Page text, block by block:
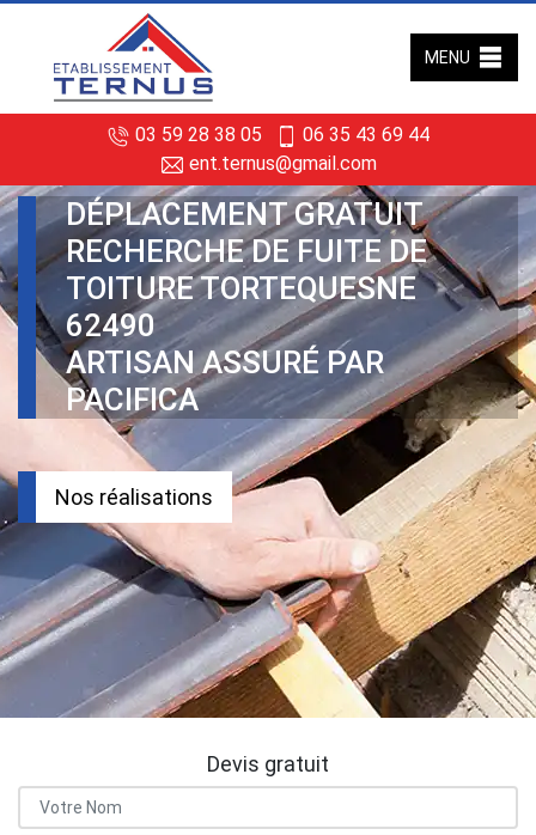
03 59 28 38 05
06 35 43 69 44
ent.ternus@gmail.com
MENU
DÉPLACEMENT GRATUIT
RECHERCHE DE FUITE DE
TOITURE TORTEQUESNE
62490
ARTISAN ASSURÉ PAR
PACIFICA
Nos réalisations
Devis gratuit